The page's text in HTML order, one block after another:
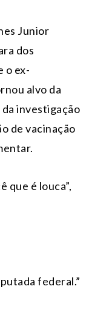
Junior
dos
o ex-
alvo da
investigação
de vacinação
que é louca”,
federal.”